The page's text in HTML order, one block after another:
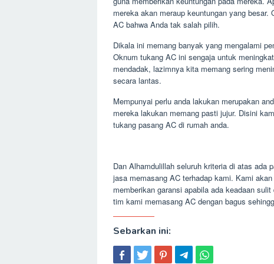
mereka akan meraup keuntungan yang
AC bahwa Anda tak salah pilih.
Dikala ini memang banyak yang mengalami
Oknum tukang AC ini sengaja untuk
mendadak, lazimnya kita memang sering
secara lantas.
Mempunyai perlu anda lakukan merupakan
mereka lakukan memang pasti jujur. Disini
tukang pasang AC di rumah anda.
Dan Alhamdulillah seluruh kriteria di atas ada
jasa memasang AC terhadap kami. Kami
memberikan garansi apabila ada keadaan
tim kami memasang AC dengan bagus
Sebarkan ini: